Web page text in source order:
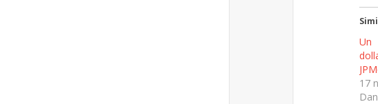
Un
17